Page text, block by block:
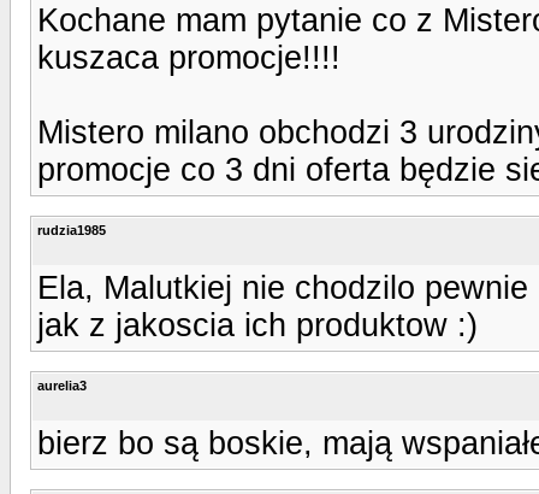
Kochane mam pytanie co z
kuszaca promocje!!!!
Mistero milano obchodzi 3
promocje co 3 dni oferta będzie
rudzia1985
Ela, Malutkiej nie chodzilo
jak z jakoscia ich produktow :)
aurelia3
bierz bo są boskie, mają